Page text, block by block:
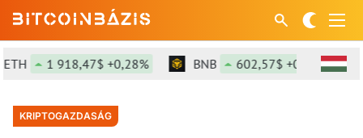
1 918,47$ +0,28% BNB 602,57$ +0,29%
KRIPTOGAZDASÁG